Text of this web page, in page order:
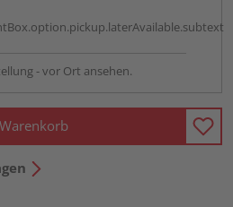
- vor Ort ansehen.